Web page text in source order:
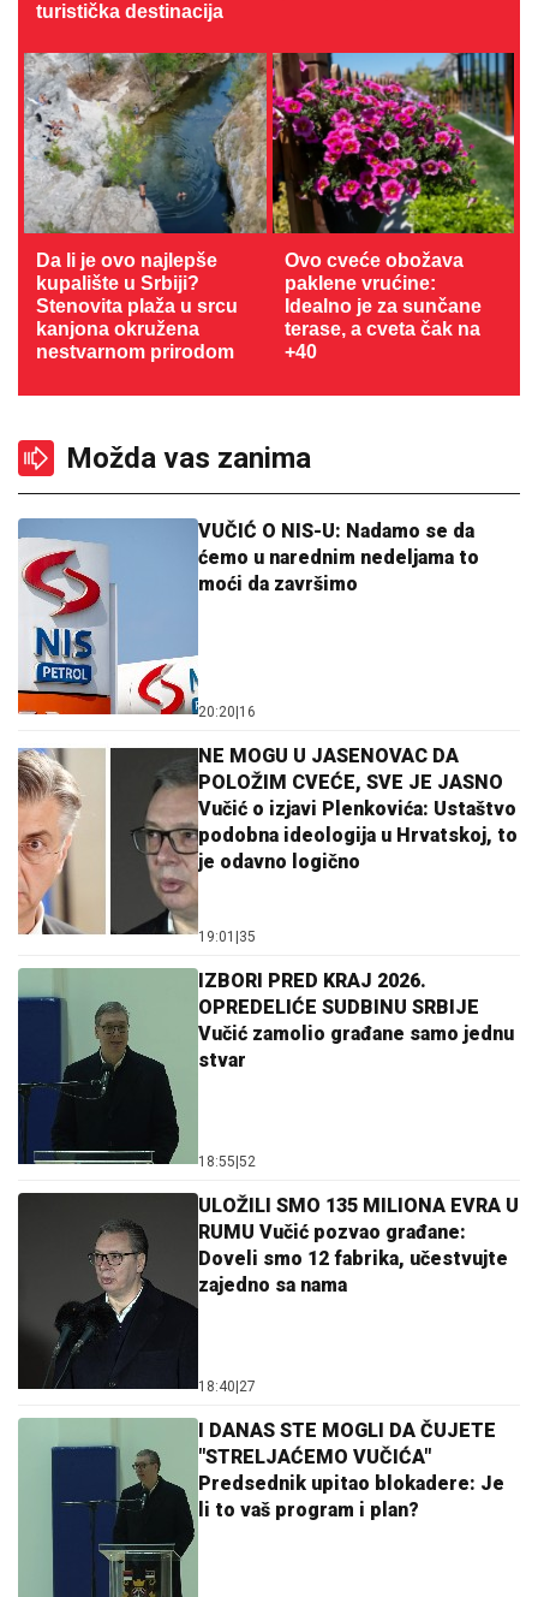
turistička destinacija
Da li je ovo najlepše
kupalište u Srbiji?
Stenovita plaža u srcu
kanjona okružena
nestvarnom prirodom
Ovo cveće obožava
paklene vrućine:
Idealno je za sunčane
terase, a cveta čak na
+40
Možda vas zanima
VUČIĆ O NIS-U: Nadamo se da
ćemo u narednim nedeljama to
moći da završimo
20:20 16
NE MOGU U JASENOVAC DA
POLOŽIM CVEĆE, SVE JE JASNO
Vučić o izjavi Plenkovića: Ustaštvo
podobna ideologija u Hrvatskoj, to
je odavno logično
19:01 35
IZBORI PRED KRAJ 2026.
OPREDELIĆE SUDBINU SRBIJE
Vučić zamolio građane samo jednu
stvar
18:55 52
ULOŽILI SMO 135 MILIONA EVRA U
RUMU Vučić pozvao građane:
Doveli smo 12 fabrika, učestvujte
zajedno sa nama
18:40 27
I DANAS STE MOGLI DA ČUJETE
"STRELJAĆEMO VUČIĆA"
Predsednik upitao blokadere: Je
li to vaš program i plan?